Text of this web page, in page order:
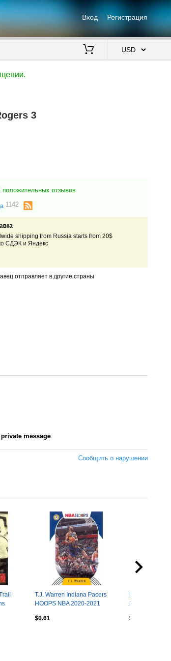
Вход Регистрация
3
положительных отзывов
1142
shipping from Russia starts from 20$
СДЭК и Яндекс
отправляет в другие страны
private message.
Сообщить о нарушении
T.J. Warren Indiana Pacers
HOOPS NBA 2020-2021
$0.61
Precious
PANINI
$0.98